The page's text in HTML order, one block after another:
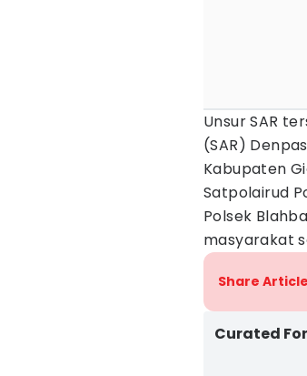
Unsur SAR
(SAR)
Kabupaten
Satpolairud
Polsek
masyarakat
Share Article
Curated